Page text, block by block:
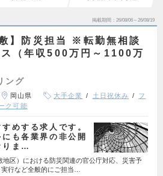
掲載期間 26/08/06～26/08/19
敷】防災担当 ※転勤無相談
（年収500万円～1100万
ング
岡山県 大手企業 土日祝休み
フ
ク可能
めする求人です。
も各業界の非公開
りま…
地区）における防災関連の官公庁対応、災害予
行など全般的にご担当…